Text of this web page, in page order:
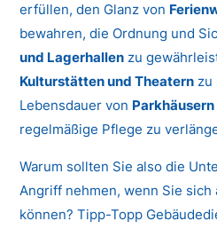
erfüllen, den Glanz von
bewahren, die Ordnung und
und Lagerhallen zu
Kulturstätten und Theatern zu
Lebensdauer von
regelmäßige Pflege zu
Warum sollten Sie also die
Angriff nehmen, wenn Sie
können? Tipp-Topp